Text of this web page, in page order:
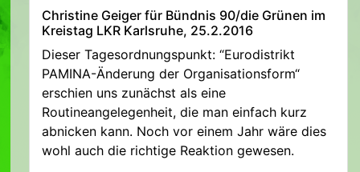
Christine Geiger für Bündnis 90/die Grünen im
Kreistag LKR Karlsruhe, 25.2.2016
Dieser Tagesordnungspunkt: “Eurodistrikt
PAMINA-Änderung der Organisationsform“
erschien uns zunächst als eine
Routineangelegenheit, die man einfach kurz
abnicken kann. Noch vor einem Jahr wäre dies
wohl auch die richtige Reaktion gewesen.